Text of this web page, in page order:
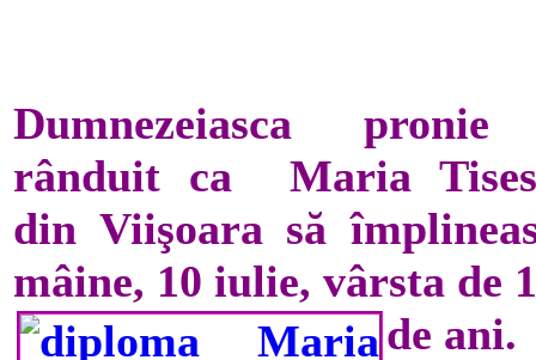
Dumnezeiasca
rânduit ca Maria
din Viişoara să
mâine, 10 iulie, vârsta de
de ani.